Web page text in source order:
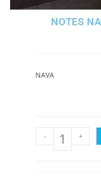
NOTES
NAVA
- +